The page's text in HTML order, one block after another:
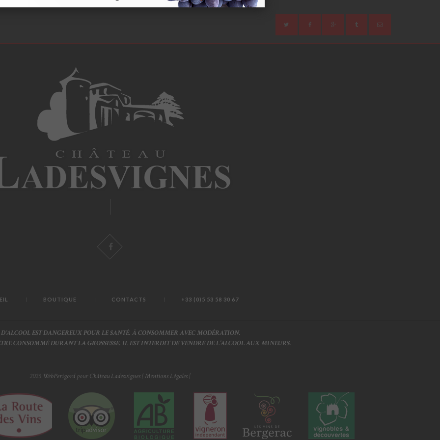
BOUTIQUE CONTACTS +33 (0)5 53 58 30 67
EST DANGEREUX POUR LE SANTÉ. À CONSOMMER AVEC MODÉRATION.
CONSOMMÉ DURANT LA GROSSESSE. IL EST INTERDIT DE VENDRE DE L’ALCOOL AUX MINEURS.
2025 WebPerigord pour Château Ladesvignes|Mentions Légales|